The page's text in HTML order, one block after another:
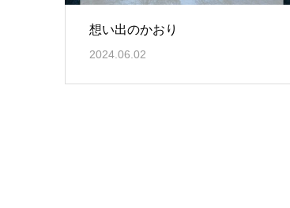
想い出のかおり
2024.06.02